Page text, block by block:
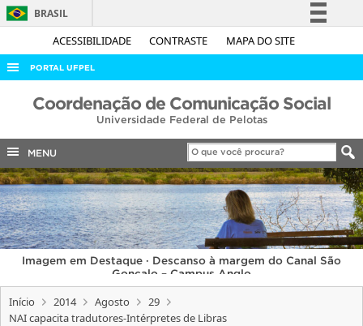
ACESSIBILIDADE CONTRASTE MAPA DO SITE
BRASIL
Simplifique!
Acesso à informação
Legislação
Canais
PORTAL UFPEL
ACESSO À INFORMAÇÃO
COBALTO
CONCURSOS
EDITAIS
INTERNACIONAL
OUVIDORIA
PORTARIAS
TELEFONES
Coordenação de Comunicação Social
Universidade Federal de Pelotas
MENU
Imagem em Destaque · Descanso à margem do Canal São
Gonçalo – Campus Anglo
Início 2014 Agosto
29
NAI capacita tradutores-Intérpretes de Libras